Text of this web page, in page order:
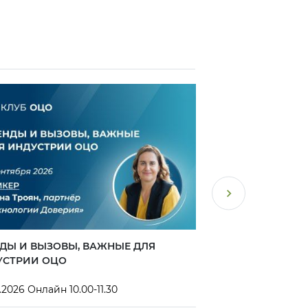
И ВЫЗОВЫ, ВАЖНЫЕ ДЛЯ
ОЦО
Онлайн 10.00-11.30